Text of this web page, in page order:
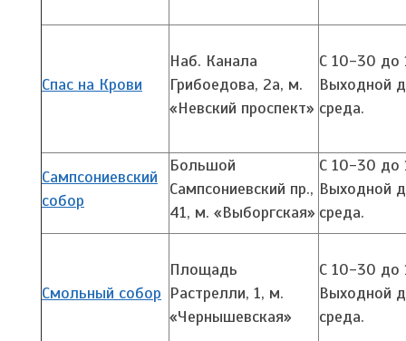
Спас на Крови
Наб. Канала
Грибоедова, 2а, м.
«Невский проспект»
С 10-30 до
Выходной
среда.
Сампсониевский
собор
Большой
Сампсониевский пр.,
41, м. «Выборгская»
С 10-30 до
Выходной
среда.
Смольный собор
Площадь
Растрелли, 1, м.
«Чернышевская»
С 10-30 до
Выходной
среда.